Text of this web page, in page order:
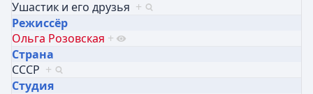
Ушастик и его друзья +
Режиссёр
Ольга Розовская +
Страна
СССР +
Студия